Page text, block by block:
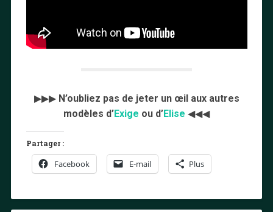
▶▶▶ N’oubliez pas de jeter un œil aux autres
modèles d’Exige ou d’Elise ◀◀◀
Partager :
Facebook E-mail Plus